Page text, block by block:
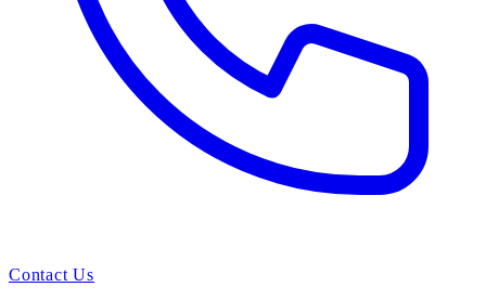
Contact Us